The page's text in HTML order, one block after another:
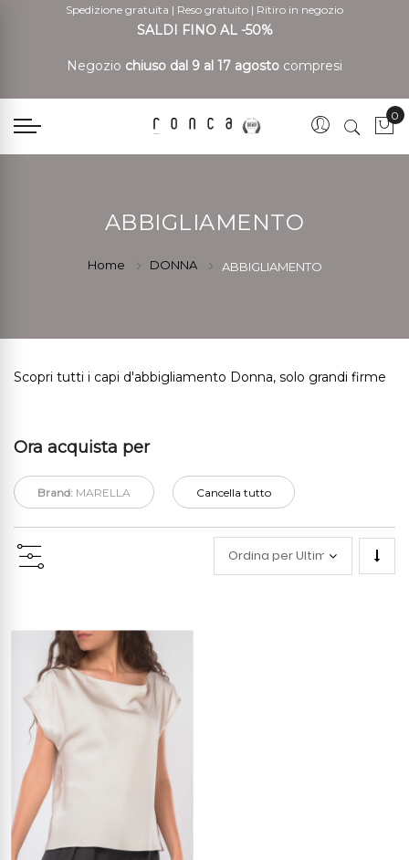
Spedizione gratuita | Reso gratuito | Ritiro in negozio
SALDI FINO AL -50%
Negozio chiuso dal 9 al 17 agosto compresi
0
ABBIGLIAMENTO
Home DONNA ABBIGLIAMENTO
Scopri tutti i capi d'abbigliamento Donna, solo grandi firme
Ora acquista per
Brand: MARELLA Cancella tutto